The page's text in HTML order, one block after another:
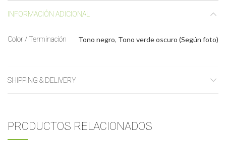
INFORMACIÓN ADICIONAL
Color / Terminación Tono negro, Tono verde oscuro (Según foto)
SHIPPING & DELIVERY
PRODUCTOS RELACIONADOS